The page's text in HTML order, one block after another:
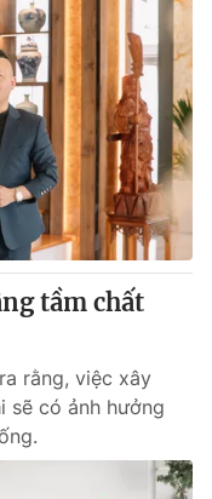
tầm chất
rằng, việc xây
sẽ có ảnh hưởng